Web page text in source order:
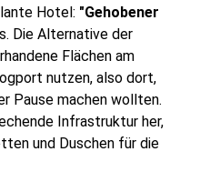
Hotel: "Gehobener
Die Alternative der
Flächen am
nutzen, also dort,
Pause machen wollten.
Infrastruktur her,
und Duschen für die